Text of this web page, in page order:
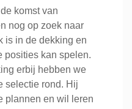
komst van
nog op zoek naar
is in de dekking en
posities kan spelen.
erbij hebben we
selectie rond. Hij
plannen en wil leren